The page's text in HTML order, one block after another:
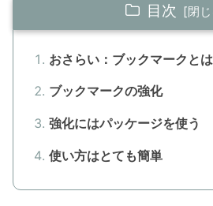
目次
おさらい：ブックマークとは
ブックマークの強化
強化にはパッケージを使う
使い方はとても簡単